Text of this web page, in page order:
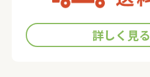
詳しく見る